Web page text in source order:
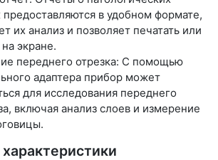
предоставляются в удобном формате,
их анализ и позволяет печатать или
экране.
переднего отрезка: С помощью
адаптера прибор может
для исследования переднего
включая анализ слоев и измерение